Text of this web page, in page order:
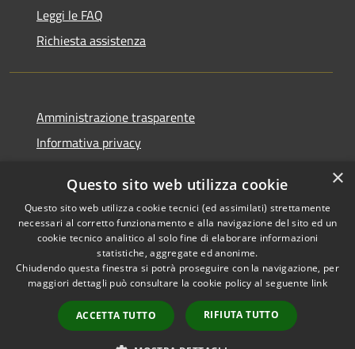
Leggi le FAQ
Richiesta assistenza
Amministrazione trasparente
Informativa privacy
Dichiarazione di accessibilità
RSS
Accessibilità
Copyright © 2026 • Comune di
Rivanazzano Terme • Powered
byMunicipium
Accesso
redazione
×
Questo sito web utilizza cookie
Questo sito web utilizza cookie tecnici (ed assimilati) strettamente
necessari al corretto funzionamento e alla navigazione del sito ed un
cookie tecnico analitico al solo fine di elaborare informazioni
statistiche, aggregate ed anonime.
Chiudendo questa finestra si potrà proseguire con la navigazione, per
maggiori dettagli può consultare la cookie policy al seguente link
ACCETTA TUTTO RIFIUTA TUTTO